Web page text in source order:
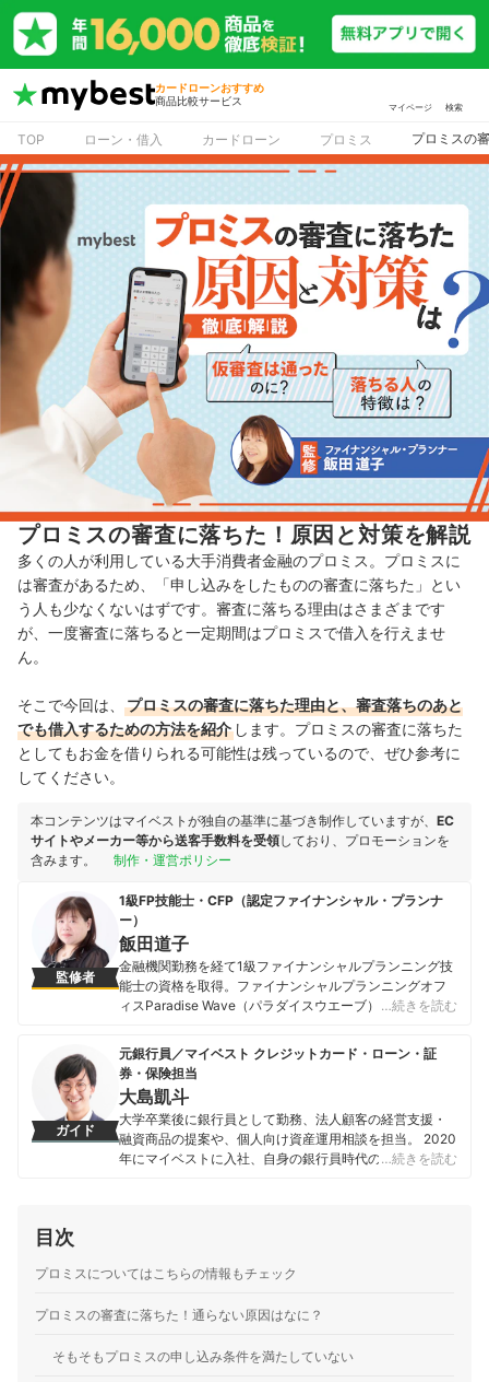
カードローンおすすめ
商品比較サービス
マイページ 検索
TOP ローン・借入 カードローン プロミス プロミスの
プロミスの審査に落ちた！原因と対策を解説
多くの人が利用している大手消費者金融のプロミス。プロミスに
は審査があるため、「申し込みをしたものの審査に落ちた」とい
う人も少なくないはずです。審査に落ちる理由はさまざまです
が、一度審査に落ちると一定期間はプロミスで借入を行えませ
ん。
そこで今回は、
プロミスの審査に落ちた理由と、審査落ちのあと
でも借入するための方法を紹介 します。プロミスの審査に落ちた
としてもお金を借りられる可能性は残っているので、ぜひ参考に
してください。
本コンテンツはマイベストが独自の基準に基づき制作していますが、 EC
サイトやメーカー等から送客手数料を受領しており、プロモーションを
含みます。
制作・運営ポリシー
監修者
1級FP技能士・CFP（認定ファイナンシャル・プランナ
ー）
飯田道子
金融機関勤務を経て1級ファイナンシャルプランニング技
能士の資格を取得。ファイナンシャルプランニングオフ
ィスParadise Wave（パラダイスウエーブ）の代表。現
ーンに関する相談業務・セミナー講師・執筆活動を行っ
ている。さらに、海外生活ジャーナリストとして移住支
援も行っており、得意ジャンルは金融にとどまらず多岐
に渡る。 【主な著書】 『貯める!儲ける!お金が集まる94
の方法』（ローカス） 『あなたのファンを増やす魔法の
質問 テラー必携！！』（近代セールス社） 『介護経験FP
が語る介護のマネー&アドバイスの本』（近代セールス
…続きを読む
ガイド
元銀行員／マイベスト クレジットカード・ローン・証
券・保険担当
大島凱斗
大学卒業後に銀行員として勤務、法人顧客の経営支援・
融資商品の提案や、個人向け資産運用相談を担当。 2020
年にマイベストに入社、自身の銀行員時代の経験を活か
大島凱斗のプロフィール
…続きを読む
目次
プロミスについてはこちらの情報もチェック
プロミスの審査に落ちた！通らない原因はなに？
そもそもプロミスの申し込み条件を満たしていない